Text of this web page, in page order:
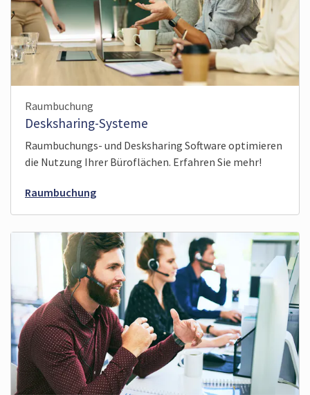
Raumbuchung
Desksharing-Systeme
Raumbuchungs- und Desksharing Software optimieren
die Nutzung Ihrer Büroflächen. Erfahren Sie mehr!
Raumbuchung